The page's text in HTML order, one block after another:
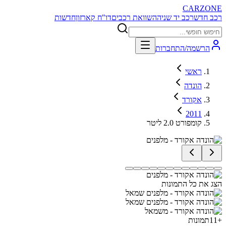
CARZONE
רכב חדשרכב יד שניההשוואת רכביםדו"ח קארזוןחדשות
הרשמה/התחברות
ראשי
הונדה
אקורד
2011
קומפורט 2.0 ליטר
הצג את כל התמונות
+
11תמונות